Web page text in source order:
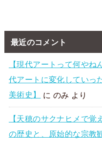
最近のコメント
【現代アートって何や
代アートに変化していっ
美術史】
に のみ より
【天穂のサクナヒメで
の歴史と、原始的な宗教